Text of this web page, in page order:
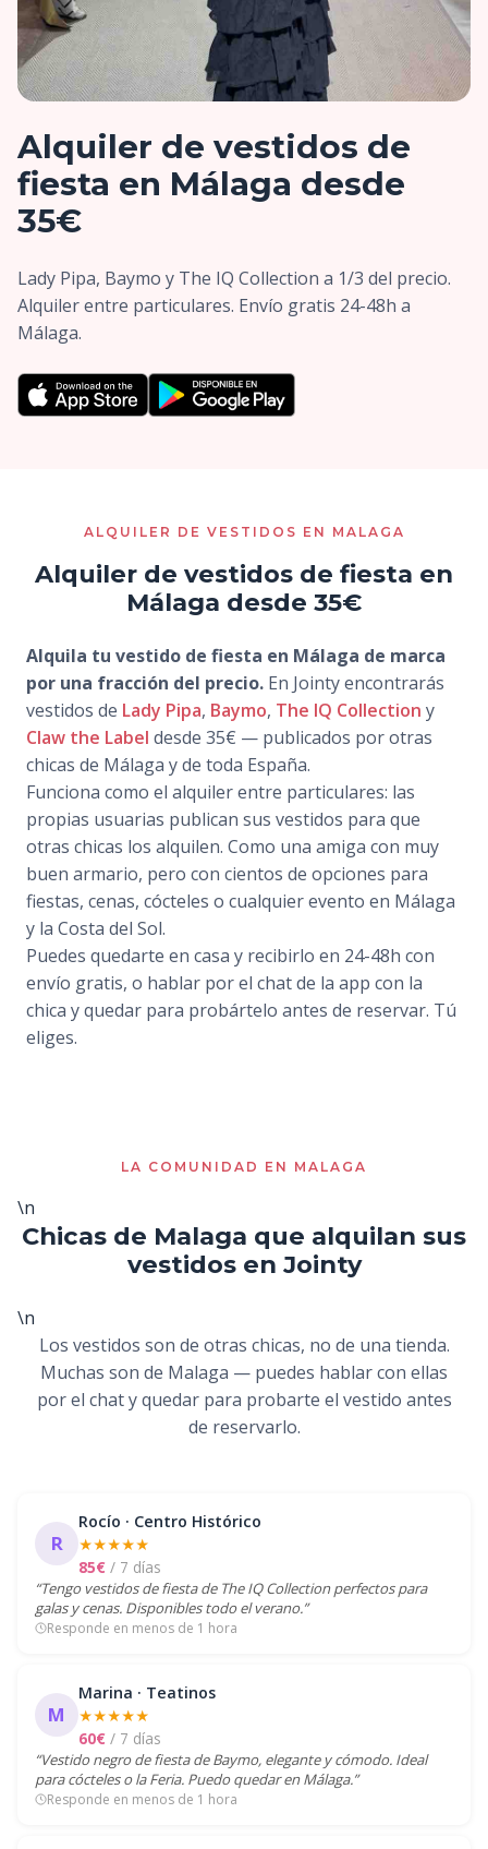
Alquiler de vestidos de
fiesta en Málaga desde
35€
Lady Pipa, Baymo y The IQ Collection a 1/3 del precio.
Alquiler entre particulares. Envío gratis 24-48h a
Málaga.
ALQUILER DE VESTIDOS EN MALAGA
Alquiler de vestidos de fiesta en
Málaga desde 35€
Alquila tu vestido de fiesta en Málaga de marca
por una fracción del precio. En Jointy encontrarás
vestidos de Lady Pipa, Baymo, The IQ Collection y
Claw the Label desde 35€ — publicados por otras
chicas de Málaga y de toda España.
Funciona como el alquiler entre particulares: las
propias usuarias publican sus vestidos para que
otras chicas los alquilen. Como una amiga con muy
buen armario, pero con cientos de opciones para
fiestas, cenas, cócteles o cualquier evento en Málaga
y la Costa del Sol.
Puedes quedarte en casa y recibirlo en 24-48h con
envío gratis, o hablar por el chat de la app con la
chica y quedar para probártelo antes de reservar. Tú
eliges.
LA COMUNIDAD EN MALAGA
\n
Chicas de Malaga que alquilan sus
vestidos en Jointy
\n
Los vestidos son de otras chicas, no de una tienda.
Muchas son de Malaga — puedes hablar con ellas
por el chat y quedar para probarte el vestido antes
de reservarlo.
R
Rocío · Centro Histórico
★★★★★
85€ / 7 días
“Tengo vestidos de fiesta de The IQ Collection perfectos para
galas y cenas. Disponibles todo el verano.”
Responde en menos de 1 hora
M
Marina · Teatinos
★★★★★
60€ / 7 días
“Vestido negro de fiesta de Baymo, elegante y cómodo. Ideal
para cócteles o la Feria. Puedo quedar en Málaga.”
Responde en menos de 1 hora